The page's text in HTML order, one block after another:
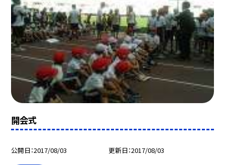
開会式
公開日 2017/08/03 更新日 2017/08/03